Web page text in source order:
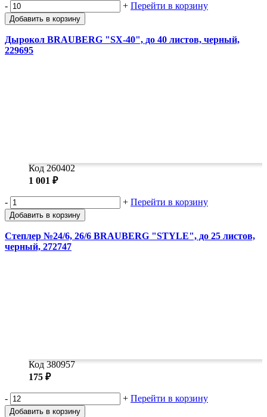
- + Перейти в корзину
Добавить в корзину
Дырокол BRAUBERG "SX-40", до 40 листов, черный,
229695
Код 260402
1 001 ₽
- + Перейти в корзину
Добавить в корзину
Степлер №24/6, 26/6 BRAUBERG "STYLE", до 25 листов,
черный, 272747
Код 380957
175 ₽
- + Перейти в корзину
Добавить в корзину